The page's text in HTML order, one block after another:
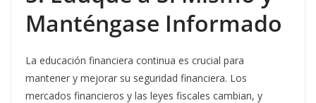
Manténgase Informado
La educación financiera continua es crucial para
mantener y mejorar su seguridad financiera. Los
mercados financieros y las leyes fiscales cambian, y